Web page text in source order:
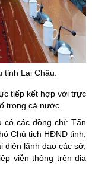
Lai Châu.
tiếp kết hợp với trực
trong cả nước.
có các đồng chí: Tẩn
Chủ tịch HĐND tỉnh;
diện lãnh đạo các sở,
viễn thông trên địa